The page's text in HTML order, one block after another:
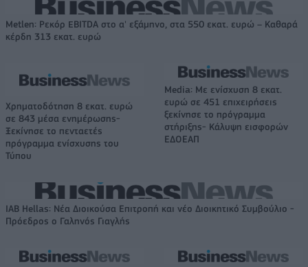
Metlen: Ρεκόρ EBITDA στο α' εξάμηνο, στα 550 εκατ. ευρώ – Καθαρά
κέρδη 313 εκατ. ευρώ
Χρηματοδότηση 8 εκατ. ευρώ
σε 843 μέσα ενημέρωσης-
Ξεκίνησε το πενταετές
πρόγραμμα ενίσχυσης του
Τύπου
Media: Με ενίσχυση 8 εκατ.
ευρώ σε 451 επιχειρήσεις
ξεκίνησε το πρόγραμμα
στήριξης- Κάλυψη εισφορών
ΕΔΟΕΑΠ
IAB Hellas: Νέα Διοικούσα Επιτροπή και νέο Διοικητικό Συμβούλιο -
Πρόεδρος ο Γαληνός Γιαγλής